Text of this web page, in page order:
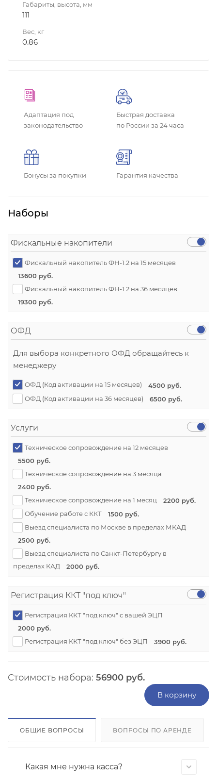
Габариты, высота, мм
111
Вес, кг
0.86
Адаптация под
законодательство
Быстрая доставка
по России за 24 часа
Бонусы за покупки Гарантия качества
Наборы
Фискальные накопители
Фискальный накопитель ФН-1.2 на 15 месяцев
13600 руб.
Фискальный накопитель ФН-1.2 на 36 месяцев
19300 руб.
ОФД
Для выбора конкретного ОФД обращайтесь к
менеджеру
ОФД (Код активации на 15 месяцев)
4500 руб.
ОФД (Код активации на 36 месяцев)
6500 руб.
Услуги
Техническое сопровождение на 12 месяцев
5500 руб.
Техническое сопровождение на 3 месяца
2400 руб.
Техническое сопровождение на 1 месяц
2200 руб.
Обучение работе с ККТ
1500 руб.
Выезд специалиста по Москве в пределах МКАД
2500 руб.
Выезд специалиста по Санкт-Петербургу в
пределах КАД
2000 руб.
Регистрация ККТ "под ключ"
Регистрация ККТ "под ключ" с вашей ЭЦП
2000 руб.
Регистрация ККТ "под ключ" без ЭЦП
3900 руб.
Стоимость набора: 56900 руб.
В корзину
ОБЩИЕ ВОПРОСЫ ВОПРОСЫ ПО АРЕНДЕ
Какая мне нужна касса?